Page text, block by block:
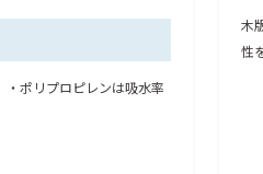
ポリプロピレンは吸水率
木
性